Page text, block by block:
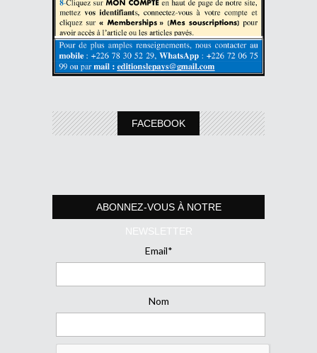
FACEBOOK
ABONNEZ-VOUS À NOTRE
NEWSLETTER
Email*
Nom